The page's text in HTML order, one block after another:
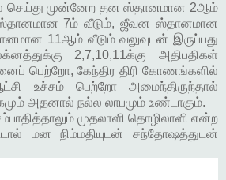
முன்னேற தன ஸ்தானமான 2ஆம்
ஸ்தானமான 7ம் வீடும், ஜீவன ஸ்தானமான
11ஆம் வீடும் வலுவுடன் இருப்பது
2,7,10,11க்கு அதிபதிகள்
பெற்றோ, கேந்திர திரி கோணங்களில்
உச்சம் பெற்றோ அமைந்திருந்தால்
அதனால் நல்ல லாபமும் உண்டாகும்.
முதலாளி தொழிலாளி என்ற
மன நிம்மதியுடன் சந்தோஷத்துடன்